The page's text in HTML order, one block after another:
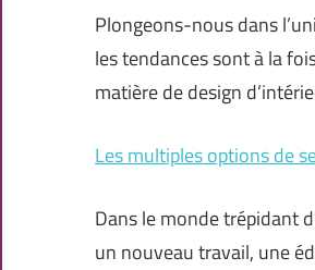
Plongeons-nous dans
les tendances sont à la
matière de design
Les multiples options de
Dans le monde trépidant
un nouveau travail, une